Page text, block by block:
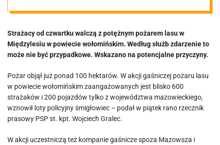
Służby mówią o
przyczynie.
„Wszystko
wskazuje na to,
że…”
Strażacy od czwartku walczą z potężnym pożarem lasu w
Międzylesiu w powiecie wołomińskim. Według służb zdarzenie to
może nie być przypadkowe. Wskazano na potencjalne przyczyny.
Pożar objął już ponad 100 hektarów. W akcji gaśniczej pożaru lasu
w powiecie wołomińskim zaangażowanych jest blisko 600
strażaków i 200 pojazdów tylko z województwa mazowieckiego,
wznowił loty policyjny śmigłowiec – podał w piątek rano rzecznik
prasowy PSP st. kpt. Wojciech Gralec.
W akcji uczestniczą też kompanie gaśnicze spoza Mazowsza i